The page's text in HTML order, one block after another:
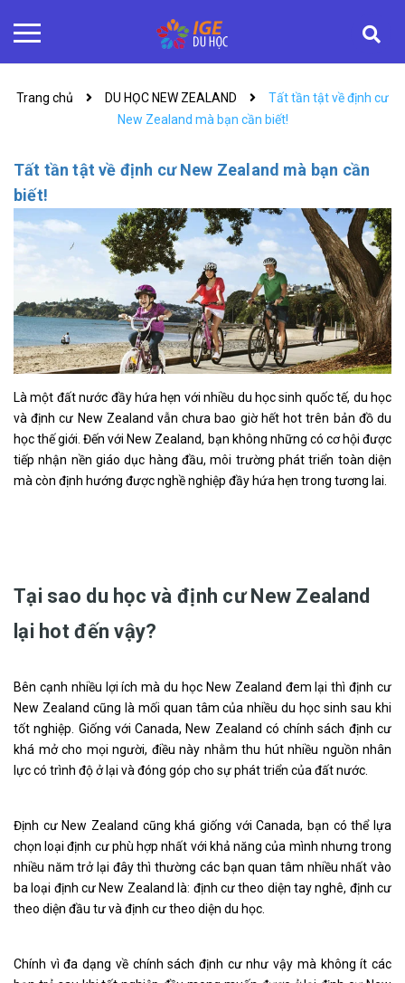
Trang chủ DU HỌC NEW ZEALAND
Tất tần tật về định cư
New Zealand mà bạn cần biết!
Tất tần tật về định cư New Zealand mà bạn cần
biết!
Là một đất nước đầy hứa hẹn với nhiều du học sinh quốc tế, du học
và định cư New Zealand vẫn chưa bao giờ hết hot trên bản đồ du
học thế giới. Đến với New Zealand, bạn không những có cơ hội được
tiếp nhận nền giáo dục hàng đầu, môi trường phát triển toàn diện
mà còn định hướng được nghề nghiệp đầy hứa hẹn trong tương lai.
Tại sao du học và định cư New Zealand
lại hot đến vậy?
Bên cạnh nhiều lợi ích mà du học New Zealand đem lại thì định cư
New Zealand cũng là mối quan tâm của nhiều du học sinh sau khi
tốt nghiệp. Giống với Canada, New Zealand có chính sách định cư
khá mở cho mọi người, điều này nhằm thu hút nhiều nguồn nhân
lực có trình độ ở lại và đóng góp cho sự phát triển của đất nước.
Định cư New Zealand cũng khá giống với Canada, bạn có thể lựa
chọn loại định cư phù hợp nhất với khả năng của mình nhưng trong
nhiều năm trở lại đây thì thường các bạn quan tâm nhiều nhất vào
ba loại định cư New Zealand là: định cư theo diện tay nghê, định cư
theo diện đầu tư và định cư theo diện du học.
Chính vì đa dạng về chính sách định cư như vậy mà không ít các